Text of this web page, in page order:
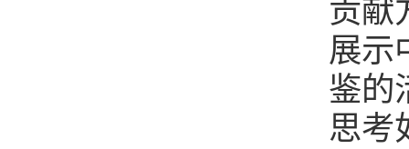
贡献
展示
鉴的
思考